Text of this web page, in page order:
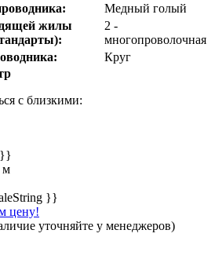
Медный голый
жилы
2 -
многопроволочная
Круг
с близкими:
}}
м
}}
цену!
уточняйте у менеджеров)